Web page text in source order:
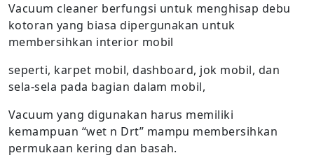
Vacuum cleaner berfungsi untuk menghisap debu
kotoran yang biasa dipergunakan untuk
membersihkan interior mobil
seperti, karpet mobil, dashboard, jok mobil, dan
sela-sela pada bagian dalam mobil,
Vacuum yang digunakan harus memiliki
kemampuan “wet n Drt” mampu membersihkan
permukaan kering dan basah.